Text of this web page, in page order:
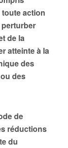
toute action
de la
atteinte à la
des
des
de
réductions
du